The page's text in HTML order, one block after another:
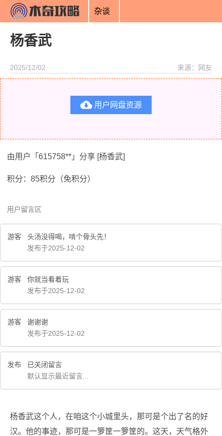
杂谈
杨香武
2025/12/02 来源：网友
 用户网盘资源
由用户「615758**」分享 [杨香武]
积分：85积分（免积分）
用户留言区
游客
头汤没得喝，啃个骨头先！
发布于2025-12-02
游客
你就当看着玩
发布于2025-12-02
游客
谢谢谢
发布于2025-12-02
发布
已关闭留言
默认显示最近留言...
杨香武这个人，在咱这个小城里头，那可是个出了名的好
汉。他的事迹，那可是一箩筐一箩筐的。这天，天气格外